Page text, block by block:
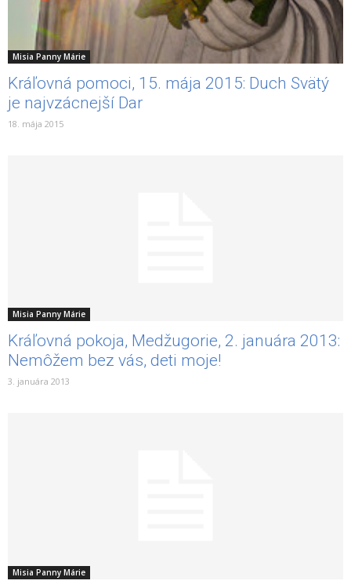
Misia Panny Márie
Kráľovná pomoci, 15. mája 2015: Duch Svätý
je najvzácnejší Dar
18. mája 2015
Misia Panny Márie
Kráľovná pokoja, Medžugorie, 2. januára 2013:
Nemôžem bez vás, deti moje!
3. januára 2013
Misia Panny Márie